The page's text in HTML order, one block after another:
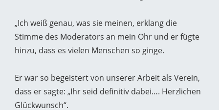
„Ich weiß genau, was sie meinen, erklang die
Stimme des Moderators an mein Ohr und er fügte
hinzu, dass es vielen Menschen so ginge.
Er war so begeistert von unserer Arbeit als Verein,
dass er sagte: „Ihr seid definitiv dabei…. Herzlichen
Glückwunsch“.